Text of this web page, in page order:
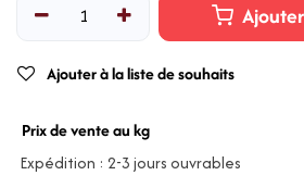
Ajouter à la liste de souhaits
Prix de vente au kg
Expédition : 2-3 jours ouvrables